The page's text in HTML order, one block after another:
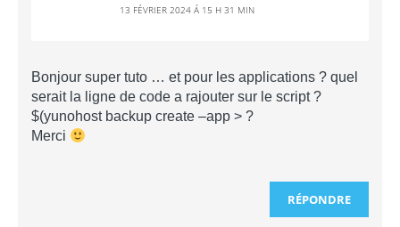
13 FÉVRIER 2024 Á 15 H 31 MIN
Bonjour super tuto … et pour les applications ? quel
serait la ligne de code a rajouter sur le script ?
$(yunohost backup create –app > ?
Merci
RÉPONDRE